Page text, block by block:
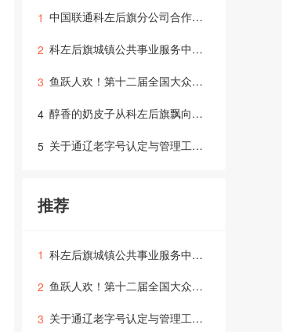
1 中国联通科左后旗分公司合作厅招商公告
2 科左后旗城镇公共事业服务中心开展“元宵联合防火 守护万家安宁”活动
3 鱼跃人欢！第十二届全国大众冰雪季暨通辽市第三届冬捕节在科左后旗举行
4 醇香的奶皮子从科左后旗飘向全国
5 关于通辽老字号认定与管理工作的通知
推荐
1 科左后旗城镇公共事业服务中心开展“元宵联合防火 守护万家安宁”活动
2 鱼跃人欢！第十二届全国大众冰雪季暨通辽市第三届冬捕节在科左后旗举行
3 关于通辽老字号认定与管理工作的通知